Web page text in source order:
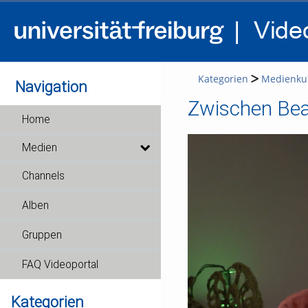
Navigation
Home
Medien
Channels
Alben
Gruppen
FAQ Videoportal
Kategorien
Kategorien
Zwischen